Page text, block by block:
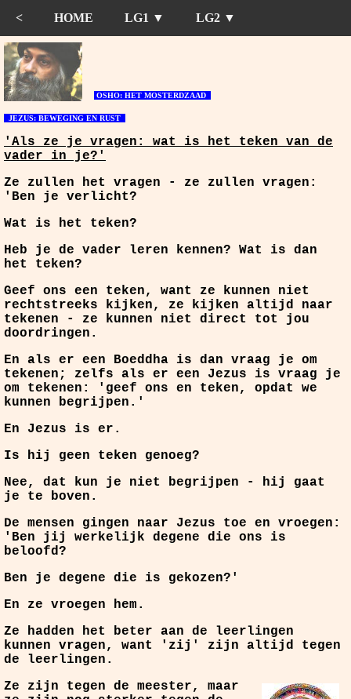
< HOME LG1 ▼ LG2 ▼
OSHO: HET MOSTERDZAAD
JEZUS: BEWEGING EN RUST
'Als ze je vragen: wat is het teken van de
vader in je?'
Ze zullen het vragen - ze zullen vragen:
'Ben je verlicht?
Wat is het teken?
Heb je de vader leren kennen? Wat is dan
het teken?
Geef ons een teken, want ze kunnen niet
rechtstreeks kijken, ze kijken altijd naar
tekenen - ze kunnen niet direct tot jou
doordringen.
En als er een Boeddha is dan vraag je om
tekenen; zelfs als er een Jezus is vraag je
om tekenen: 'geef ons en teken, opdat we
kunnen begrijpen.'
En Jezus is er.
Is hij geen teken genoeg?
Nee, dat kun je niet begrijpen - hij gaat
je te boven.
De mensen gingen naar Jezus toe en vroegen:
'Ben jij werkelijk degene die ons is
beloofd?
Ben je degene die is gekozen?'
En ze vroegen hem.
Ze hadden het beter aan de leerlingen
kunnen vragen, want 'zij' zijn altijd tegen
de leerlingen.
Ze zijn tegen de meester, maar